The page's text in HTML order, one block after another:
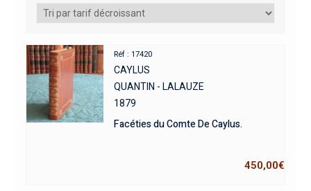
Réf : 17420
CAYLUS
QUANTIN - LALAUZE
1879
Facéties du Comte De Caylus.
450,00€